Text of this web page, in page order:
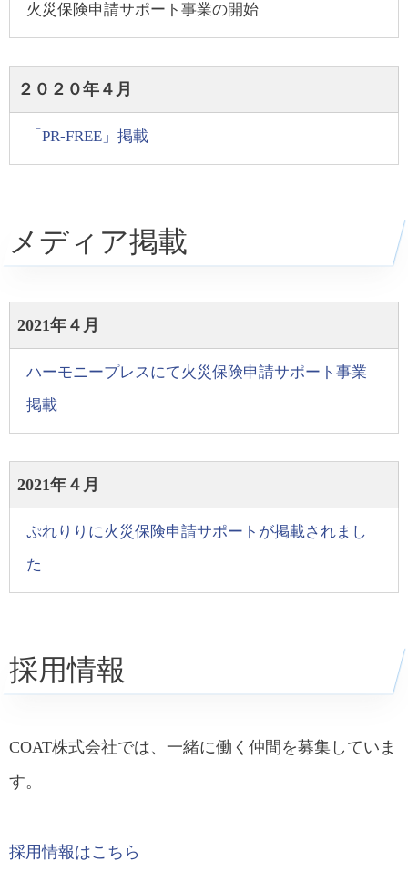
火災保険申請サポート事業の開始
２０２０年４月
「PR-FREE」掲載
メディア掲載
2021年４月
ハーモニープレスにて火災保険申請サポート事業
掲載
2021年４月
ぷれりりに火災保険申請サポートが掲載されまし
た
採用情報
COAT株式会社では、一緒に働く仲間を募集していま
す。
採用情報はこちら